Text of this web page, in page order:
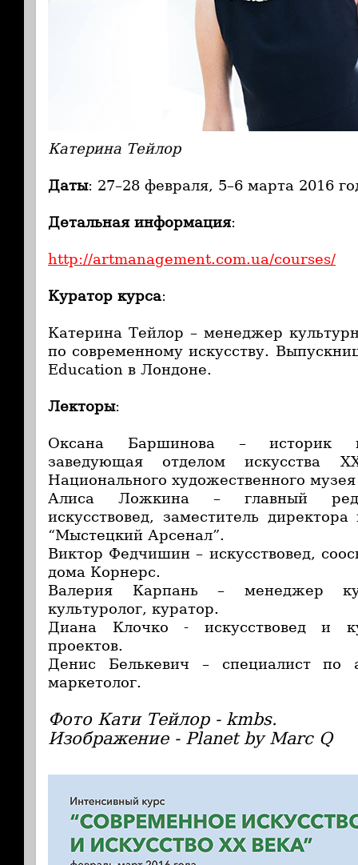
Катерина Тейлор
Даты: 27–28 февраля, 5–6 марта 2016
Детальная информация:
http://artmanagement.com.ua/courses/
Куратор курса:
Катерина Тейлор – менеджер
по современному искусству.
Education в Лондоне.
Лекторы:
Оксана Баршинова – историк
заведующая отделом искусства
Национального художественного
Алиса Ложкина – главный
искусствовед, заместитель
“Мыстецкий Арсенал”.
Виктор Федчишин – искусствовед,
дома Корнерс.
Валерия Карпань – менеджер
культуролог, куратор.
Диана Клочко - искусствовед и
проектов.
Денис Белькевич – специалист по
маркетолог.
Фото Кати Тейлор - kmbs.
Изображение - Planet by Marc Q